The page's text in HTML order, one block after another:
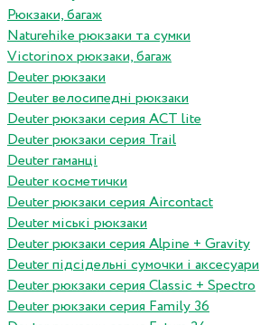
Рюкзаки, багаж
Naturehike рюкзаки та сумки
Victorinox рюкзаки, багаж
Deuter рюкзаки
Deuter велосипедні рюкзаки
Deuter рюкзаки серия ACT lite
Deuter рюкзаки серия Trail
Deuter гаманці
Deuter косметички
Deuter рюкзаки серия Aircontact
Deuter міські рюкзаки
Deuter рюкзаки серия Alpine + Gravity
Deuter підсідельні сумочки і аксесуари
Deuter рюкзаки серия Classic + Spectro
Deuter рюкзаки серия Family 36